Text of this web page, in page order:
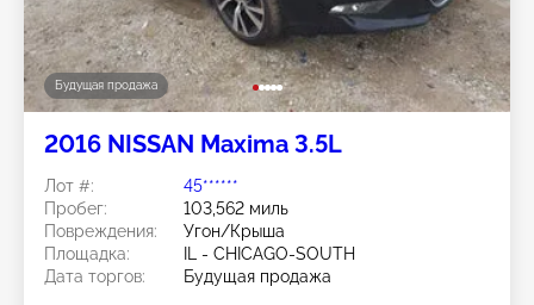
Будущая продажа
2016 NISSAN Maxima 3.5L
Лот #:
45******
Пробег:
103,562 миль
Повреждения:
Угон/Крыша
Площадка:
IL - CHICAGO-SOUTH
Дата торгов:
Будущая продажа